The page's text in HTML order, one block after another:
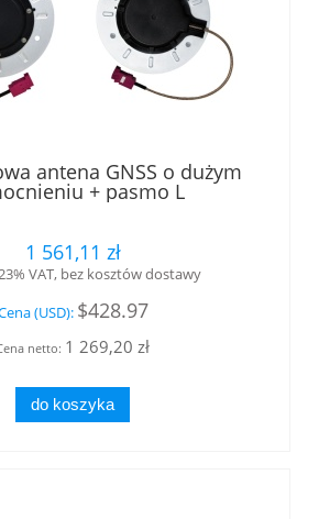
antena GNSS o dużym
+ pasmo L
1 561,11 zł
VAT, bez kosztów dostawy
(USD): $428.97
netto: 1 269,20 zł
do koszyka